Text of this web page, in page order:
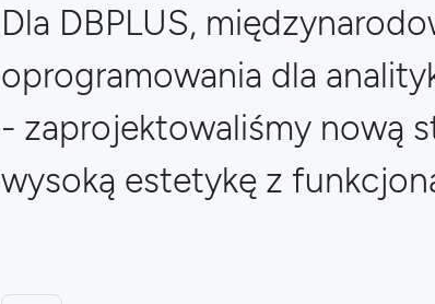
Dla DBPLUS,
oprogramowania dla
- zaprojektowaliśmy nową
wysoką estetykę z